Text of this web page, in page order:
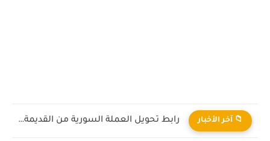
📁 آخر الأخبار رابط تحويل العملة السورية من القديمة إلى الجديدة 2026